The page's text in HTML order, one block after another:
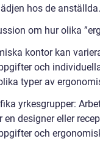
hos de anställda.
om hur olika
kontor kan
och
typer av
yrkesgrupper:
en designer eller
och